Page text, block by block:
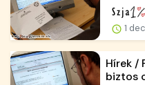
1
Hírek /
biztos